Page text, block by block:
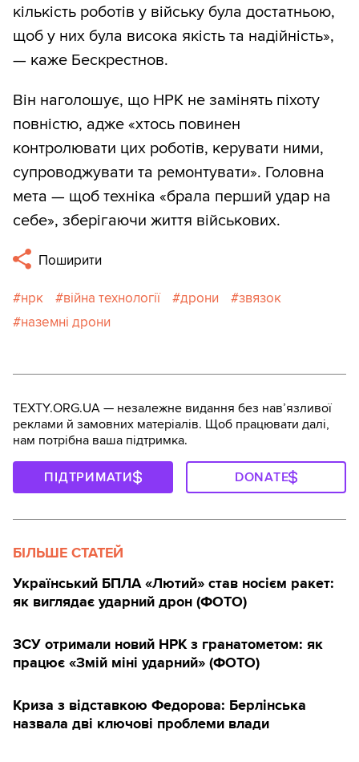
кількість роботів у війську була достатньою,
щоб у них була висока якість та надійність»,
— каже Бескрестнов.
Він наголошує, що НРК не замінять піхоту
повністю, адже «хтось повинен
контролювати цих роботів, керувати ними,
супроводжувати та ремонтувати». Головна
мета — щоб техніка «брала перший удар на
себе», зберігаючи життя військових.
Поширити
нрк війна технології дрони
звязок
наземні дрони
TEXTY.ORG.UA — незалежне видання без навʼязливої
реклами й замовних матеріалів. Щоб працювати далі,
нам потрібна ваша підтримка.
ПІДТРИМАТИ DONATE
БІЛЬШЕ СТАТЕЙ
Український БПЛА «Лютий» став носієм ракет:
як виглядає ударний дрон (ФОТО)
ЗСУ отримали новий НРК з гранатометом: як
працює «Змій міні ударний» (ФОТО)
Криза з відставкою Федорова: Берлінська
назвала дві ключові проблеми влади